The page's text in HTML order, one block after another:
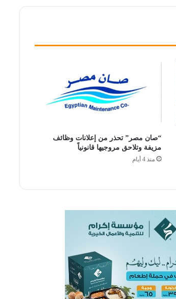
“صان مصر” تحذر من إعلانات وظائف
مزيفة وتلاحق مروجيها قانونياً
منذ 4 أيام